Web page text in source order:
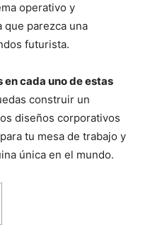
operativo y
que parezca una
futurista.
en cada uno de estas
construir un
diseños corporativos
tu mesa de trabajo y
única en el mundo.